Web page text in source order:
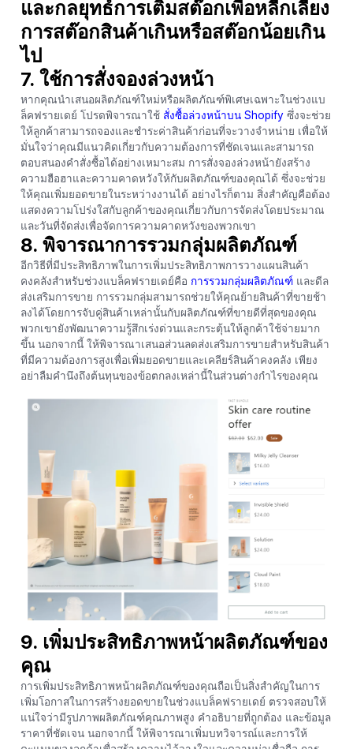
และกลยุทธ์การเติมสต๊อกเพื่อหลีกเลี่ยง
การสต๊อกสินค้าเกินหรือสต๊อกน้อยเกิน
ไป
7. ใช้การสั่งจองล่วงหน้า
หากคุณนำเสนอผลิตภัณฑ์ใหม่หรือผลิตภัณฑ์พิเศษเฉพาะในช่วงแบ
ล็คฟรายเดย์ โปรดพิจารณาใช้ สั่งซื้อล่วงหน้าบน Shopifyซึ่งจะช่วย
ให้ลูกค้าสามารถจองและชำระค่าสินค้าก่อนที่จะวางจำหน่าย เพื่อให้
มั่นใจว่าคุณมีแนวคิดเกี่ยวกับความต้องการที่ชัดเจนและสามารถ
ตอบสนองคำสั่งซื้อได้อย่างเหมาะสม การสั่งจองล่วงหน้ายังสร้าง
ความฮือฮาและความคาดหวังให้กับผลิตภัณฑ์ของคุณได้ ซึ่งจะช่วย
ให้คุณเพิ่มยอดขายในระหว่างงานได้ อย่างไรก็ตาม สิ่งสำคัญคือต้อง
แสดงความโปร่งใสกับลูกค้าของคุณเกี่ยวกับการจัดส่งโดยประมาณ
และวันที่จัดส่งเพื่อจัดการความคาดหวังของพวกเขา
8. พิจารณาการรวมกลุ่มผลิตภัณฑ์
อีกวิธีที่มีประสิทธิภาพในการเพิ่มประสิทธิภาพการวางแผนสินค้า
คงคลังสำหรับช่วงแบล็คฟรายเดย์คือ การรวมกลุ่มผลิตภัณฑ์และดีล
ส่งเสริมการขาย การรวมกลุ่มสามารถช่วยให้คุณย้ายสินค้าที่ขายช้า
ลงได้โดยการจับคู่สินค้าเหล่านั้นกับผลิตภัณฑ์ที่ขายดีที่สุดของคุณ
พวกเขายังพัฒนาความรู้สึกเร่งด่วนและกระตุ้นให้ลูกค้าใช้จ่ายมาก
ขึ้น นอกจากนี้ ให้พิจารณาเสนอส่วนลดส่งเสริมการขายสำหรับสินค้า
ที่มีความต้องการสูงเพื่อเพิ่มยอดขายและเคลียร์สินค้าคงคลัง เพียง
อย่าลืมคำนึงถึงต้นทุนของข้อตกลงเหล่านี้ในส่วนต่างกำไรของคุณ
9. เพิ่มประสิทธิภาพหน้าผลิตภัณฑ์ของ
คุณ
การเพิ่มประสิทธิภาพหน้าผลิตภัณฑ์ของคุณถือเป็นสิ่งสำคัญในการ
เพิ่มโอกาสในการสร้างยอดขายในช่วงแบล็คฟรายเดย์ ตรวจสอบให้
แน่ใจว่ามีรูปภาพผลิตภัณฑ์คุณภาพสูง คำอธิบายที่ถูกต้อง และข้อมูล
ราคาที่ชัดเจน นอกจากนี้ ให้พิจารณาเพิ่มบทวิจารณ์และการให้